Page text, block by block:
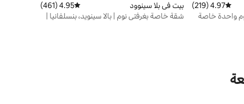
متوسط التقييم 4.97 من 5، 219 مراجعات
4.97 (219)
واحدة خاصة
بيت في بلا سينوود متوسط التقييم 4.95 من 5، 461 مراجعات
4.95 (461)
شقة خاصة بغرفتي نوم | بالا سينويد، بنسلفانيا |